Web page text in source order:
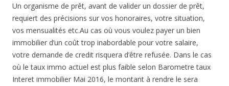
Un organisme de prêt, avant de valider un dossier de prêt,
requiert des précisions sur vos honoraires, votre situation,
vos mensualités etc.Au cas où vous voulez payer un bien
immobilier d’un coût trop inabordable pour votre salaire,
votre demande de credit risquera d’être refusée. Dans le cas
où le taux immo actuel est plus faible selon Barometre taux
Interet immobilier Mai 2016, le montant à rendre le sera